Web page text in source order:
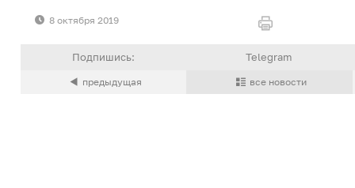
8 октября 2019